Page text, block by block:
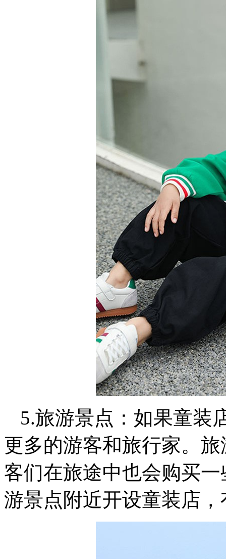
5.旅游景点：如果童装
更多的游客和旅行家。
客们在旅途中也会购买
游景点附近开设童装店